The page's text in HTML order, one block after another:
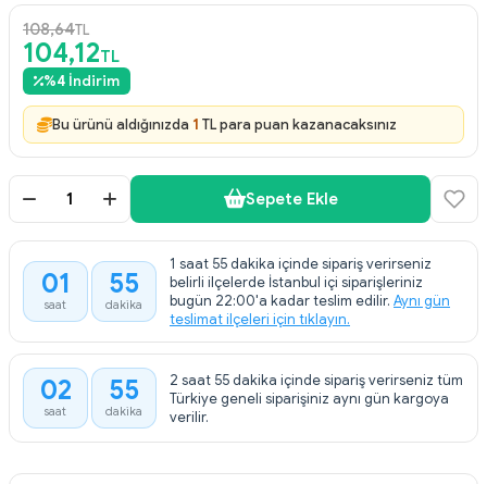
108,64TL
104,12TL
%4 İndirim
Bu ürünü aldığınızda 1 TL para puan kazanacaksınız
Sepete Ekle
01
saat
55
dakika
1 saat 55 dakika içinde sipariş verirseniz
belirli ilçelerde İstanbul içi siparişleriniz
bugün 22:00'a kadar teslim edilir. Aynı gün
teslimat ilçeleri için tıklayın.
02
saat
55
dakika
2 saat 55 dakika içinde sipariş verirseniz tüm
Türkiye geneli siparişiniz aynı gün kargoya
verilir.